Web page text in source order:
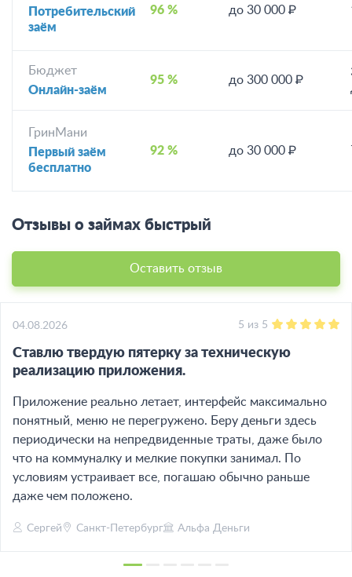
Потребительский
заём
96 % до 30 000 ₽
Бюджет
Онлайн-заём
95 % до 300 000 ₽
ГринМани
Первый заём
бесплатно
92 % до 30 000 ₽
Отзывы о займах быстрый
Оставить отзыв
04.08.2026 5 из 5
Ставлю твердую пятерку за техническую
реализацию приложения.
Приложение реально летает, интерфейс максимально
понятный, меню не перегружено. Беру деньги здесь
периодически на непредвиденные траты, даже было
что на коммуналку и мелкие покупки занимал. По
условиям устраивает все, погашаю обычно раньше
даже чем положено.
Сергей Санкт-Петербург Альфа Деньги